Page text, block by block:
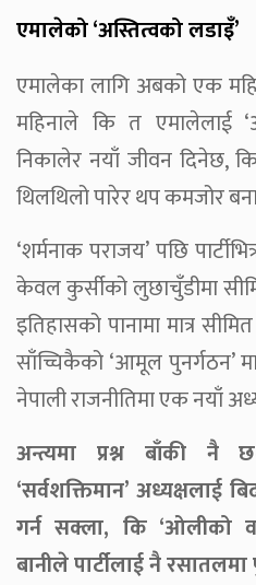
एमालेको ‘अस्तित्वको लडाइँ’
एमालेका लागि अबको एक
महिनाले कि त एमालेलाई
निकालेर नयाँ जीवन दिनेछ,
थिलथिलो पारेर थप कमजोर
‘शर्मनाक पराजय’ पछि
केवल कुर्सीको लुछाचुँडीमा
इतिहासको पानामा मात्र
साँच्चिकैको ‘आमूल पुनर्गठन’
नेपाली राजनीतिमा एक नयाँ
अन्त्यमा प्रश्न बाँकी
‘सर्वशक्तिमान’ अध्यक्षलाई
गर्न सक्ला, कि ‘ओलीको
बानीले पार्टीलाई नै रसातलमा